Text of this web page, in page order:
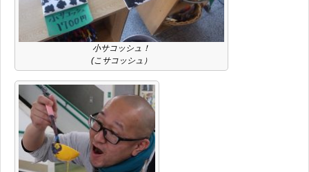
小サコッシュ！
(こサコッシュ）